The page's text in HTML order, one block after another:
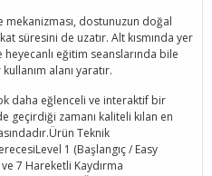
dostunuzun doğal
süresini de uzatır. Alt kısmında yer
eğitim seanslarında bile
alanı yaratır.
daha eğlenceli ve interaktif bir
geçirdiği zamanı kaliteli kılan en
Teknik
1 (Başlangıç / Easy
7 Hareketli Kaydırma